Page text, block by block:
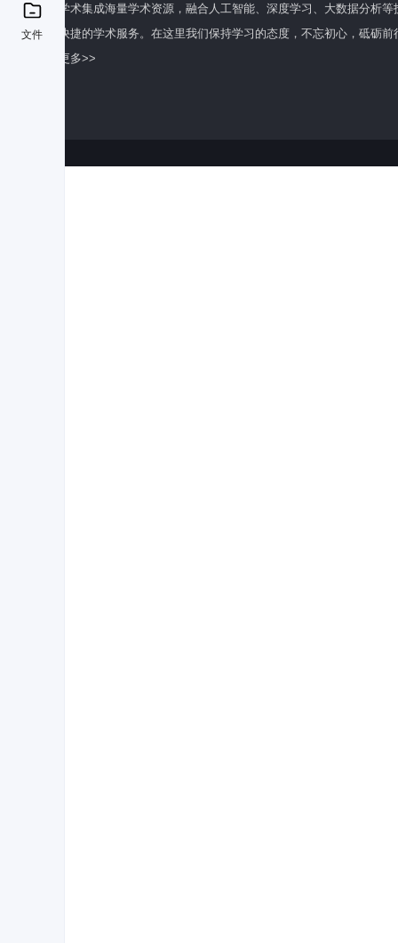
文件
百度学术集成海量学术资源，融合人工智能、深度学习、大数据分析
全面快捷的学术服务。在这里我们保持学习的态度，不忘初心，砥砺前
了解更多>>